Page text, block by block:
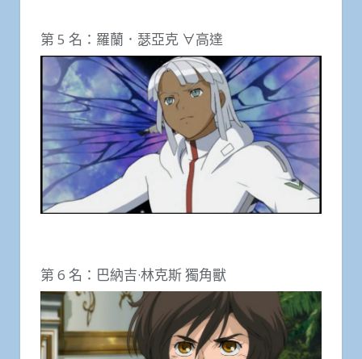
第 5 名：羅蘭．瑟亞克 ∀高達
第 6 名：巴納吉·林克斯 獨角獸